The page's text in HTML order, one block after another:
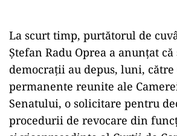
La scurt timp, purtătorul de
Ştefan Radu Oprea a anunţat că
democraţii au depus, luni,
permanente reunite ale
Senatului, o solicitare pentru
procedurii de revocare din